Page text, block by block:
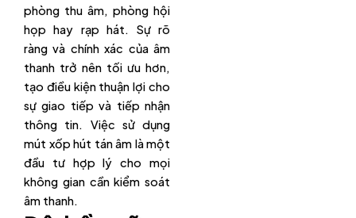
phòng thu âm, phòng hội
họp hay rạp hát. Sự rõ
ràng và chính xác của âm
thanh trở nên tối ưu hơn,
tạo điều kiện thuận lợi cho
sự giao tiếp và tiếp nhận
thông tin. Việc sử dụng
mút xốp hút tán âm là một
đầu tư hợp lý cho mọi
không gian cần kiểm soát
âm thanh.